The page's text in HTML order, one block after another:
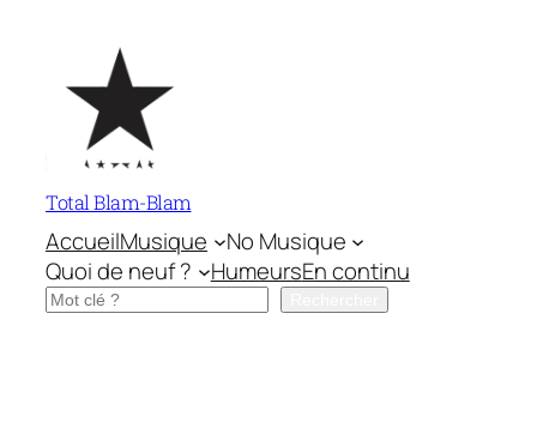
contenu
Total Blam-Blam
AccueilMusique
No Musique
Quoi de neuf ?
HumeursEn continu
Rechercher